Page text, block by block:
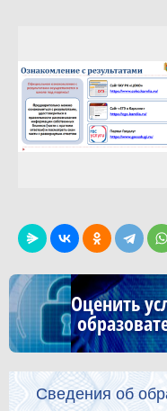
Оценить
Сведения об